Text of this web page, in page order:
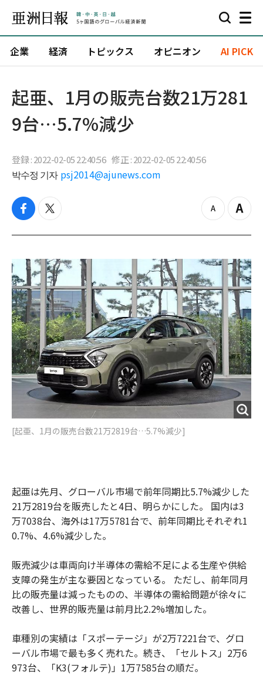
企業 経済 トピックス オピニオン AI PICK
起亜、1月の販売台数21万281
9台…5.7%減少
登録 : 2022-02-05 22:40:56 修正 : 2022-02-05 22:40:56
박수정 기자 psj2014@ajunews.com
f
c
b
o
o
k
t
i
t
e
r
z
o
o
u
t
Z
o
i
n
[起亜、1月の販売台数21万2819台…5.7%減少]
起亜は先月、グローバル市場で前年同期比5.7%減少した
21万2819台を販売したと4日、明らかにした。 国内は3
万7038台、海外は17万5781台で、前年同期比それぞれ1
0.7%、4.6%減少した。
販売減少は車両向け半導体の需給不足による生産や供給
支障の発生が主な要因となっている。 ただし、前年同月
比の販売量は減ったものの、半導体の需給問題が徐々に
改善し、世界的販売量は前月比2.2%増加した。
車種別の実績は「スポーテージ」が2万7221台で、グロ
ーバル市場で最も多く売れた。続き、「セルトス」2万6
973台、「K3(フォルテ)」1万7585台の順だ。